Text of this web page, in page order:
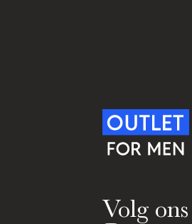
Volg ons